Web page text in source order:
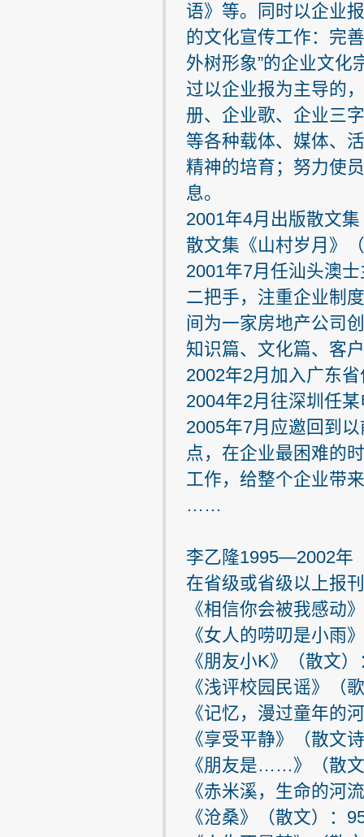
语》等。同时以企业
的文化宣传工作：完
外树形象”的企业文化
过以企业报为主导的
册、企业歌、企业三
等各种载体、媒体、
精神的培育；努力使
息。
2001年4月出版散文
散文集《山村岁月》
2001年7月任汕头澳
二把手，注重企业制
间为一家房地产公司
知识篇、文化篇、客
2002年2月加入广东
2004年2月往深圳任
2005年7月应邀回到
点，在企业最困难的
工作，给整个企业带
……
李乙隆1995—2002年
在省级或省级以上报
《相信你会被我感动
《女人的唠叨是小雨
《朋友小K》（散文
《浅评校园民谣》（
《记忆，漫过童年的
《享受平静》（散文
《朋友是……》（散
《赤米溪，生命的河
《沧桑》（散文）：